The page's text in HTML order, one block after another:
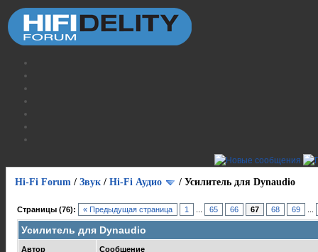
Hi-Fi Forum / Звук / Hi-Fi Аудио / Усилитель для Dynaudio
Страницы (76): « Предыдущая страница 1 65 66 67 68 69
Усилитель для Dynaudio
Автор Сообщение